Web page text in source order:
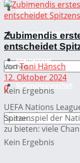
International
Nationalmannschaft
Kein Ergebnis
Alle Ergebnisse
Real Madrid
Atletico Madrid
International
Nationalmannschaft
Kein Ergebnis
Zubimendis
entscheidet
vonToni Hänsch
12. Oktober 2024
0
UEFA Nations
Spitzenspiel der
zu bieten: viele